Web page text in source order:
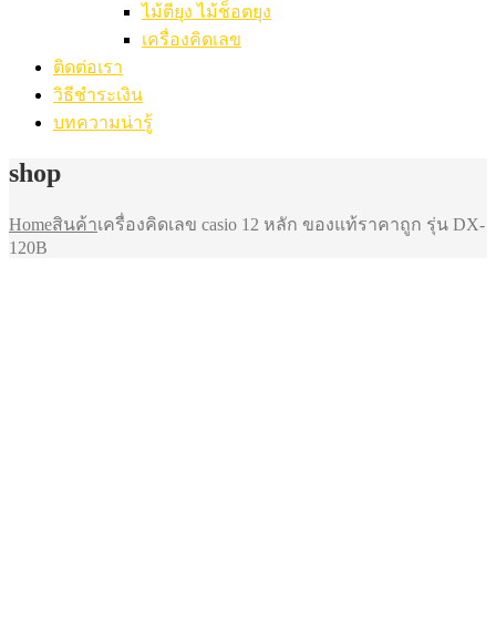
ไม้ตียุง ไม้ช็อตยุง
เครื่องคิดเลข
ติดต่อเรา
วิธีชำระเงิน
บทความน่ารู้
shop
Homeสินค้าเครื่องคิดเลข casio 12 หลัก ของแท้ราคาถูก รุ่น DX-
120B